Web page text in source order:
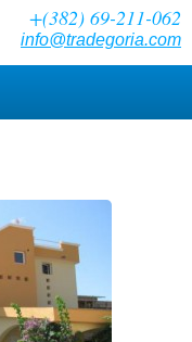
+(382) 69-211-062
info@tradegoria.com